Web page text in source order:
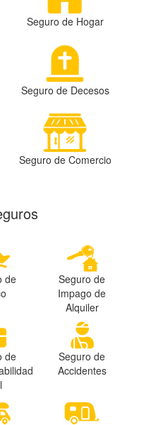
Seguro de Hogar
Seguro de Decesos
Seguro de Comercio
de
Seguro de
Impago de
Alquiler
de
Seguro de
Accidentes